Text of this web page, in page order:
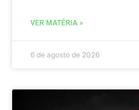
VER MATÉRIA »
6 de agosto de 2026